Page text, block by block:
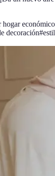
hogar económico
decoración#